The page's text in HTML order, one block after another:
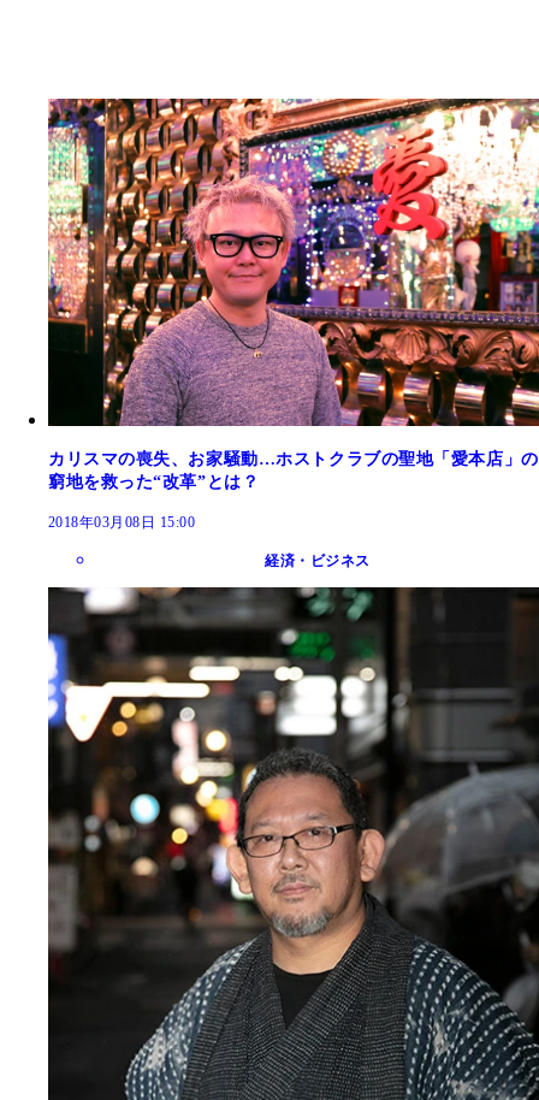
カリスマの喪失、お家騒動…ホストクラブの聖地「愛本店」の
窮地を救った“改革”とは？
2018年03月08日 15:00
経済・ビジネス